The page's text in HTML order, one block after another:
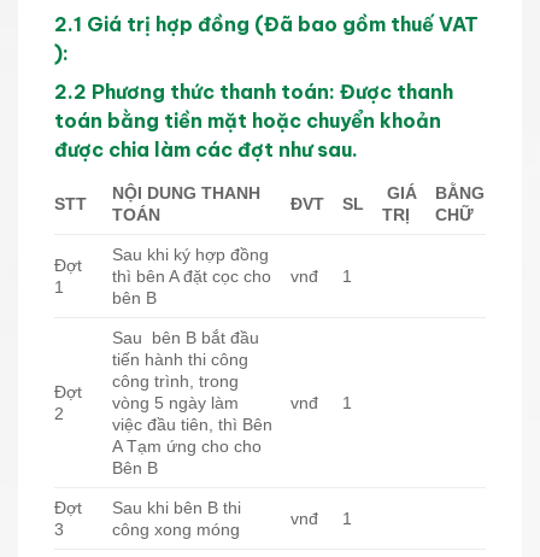
2.1 Giá trị hợp đồng (Đã bao gồm thuế VAT
):
2.2 Phương thức thanh toán: Được thanh
toán bằng tiền mặt hoặc chuyển khoản
được chia làm các đợt như sau.
STT
NỘI DUNG THANH
TOÁN
ĐVT SL
GIÁ
TRỊ
BẰNG
CHỮ
Đợt
1
Sau khi ký hợp đồng
thì bên A đặt cọc cho
bên B
vnđ 1
Đợt
2
Sau bên B bắt đầu
tiến hành thi công
công trình, trong
vòng 5 ngày làm
việc đầu tiên, thì Bên
A Tạm ứng cho cho
Bên B
vnđ 1
Đợt
3
Sau khi bên B thi
công xong móng
vnđ 1